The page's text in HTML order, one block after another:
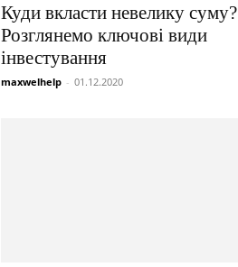
Куди вкласти невелику суму?
Розглянемо ключові види
інвестування
maxwelhelp - 01.12.2020